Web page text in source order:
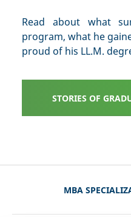
Read about what
program, what he
proud of his LL.M.
STORIES OF
MBA